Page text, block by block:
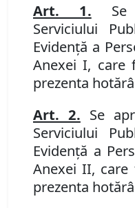
Art. 1. Se
Serviciului
Evidenţă a
Anexei I, care
prezenta
Art. 2. Se
Serviciului
Evidenţă a
Anexei II,
prezenta